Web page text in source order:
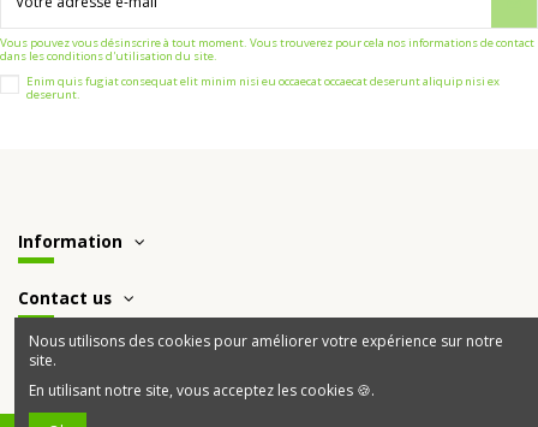
Vous pouvez vous désinscrire à tout moment. Vous trouverez pour cela nos informations de contact
dans les conditions d'utilisation du site.
Enim quis fugiat consequat elit minim nisi eu occaecat occaecat deserunt aliquip nisi ex
deserunt.
Information
Contact us
Nous utilisons des cookies pour améliorer votre expérience sur notre
site.
En utilisant notre site, vous acceptez les cookies 🍪.